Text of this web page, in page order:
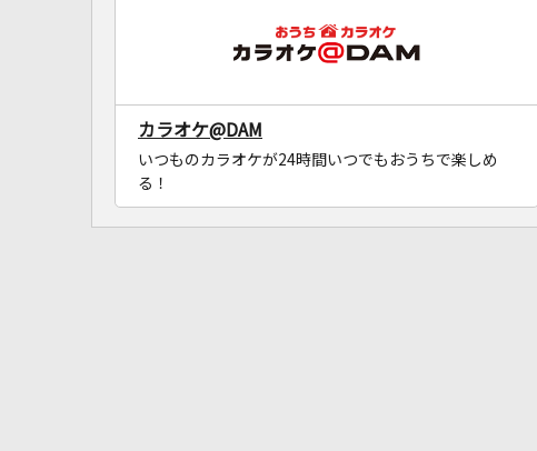
カラオケ@DAM
いつものカラオケが24時間いつでもおうちで楽しめ
る！